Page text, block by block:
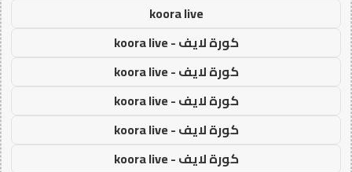
koora live
كورة لايف - koora live
كورة لايف - koora live
كورة لايف - koora live
كورة لايف - koora live
كورة لايف - koora live